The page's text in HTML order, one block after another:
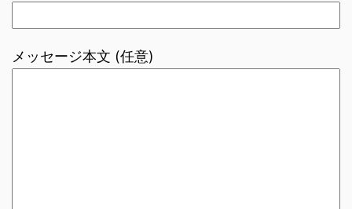
メッセージ本文 (任意)